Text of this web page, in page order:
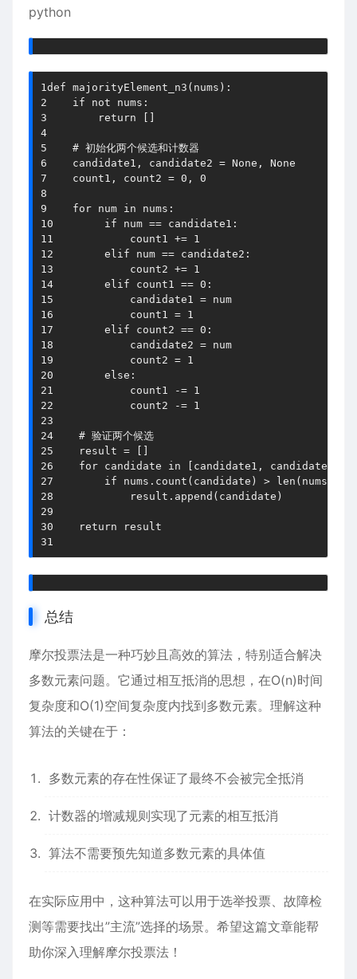
python
1def majorityElement_n3 ( nums ) :
2
if not nums :
3
return
4
5
# 初始化两个候选和计数器
6
    candidate1
, candidate2 = None ,
None
7
    count1
, count2 = 0 ,
0
8
9
for num in nums :
10
if num == candidate1 :
11
            count1
+= 1
12
elif num == candidate2 :
13
            count2
+= 1
14
elif count1 == 0 :
15
            candidate1
=
16
            count1
= 1
17
elif count2 == 0 :
18
            candidate2
=
19
            count2
= 1
20
else :
21
            count1
-= 1
22
            count2
-= 1
23
24
# 验证两个候选
25
    result
=
26
for candidate in candidate1 , candidate2
27
if nums . count ( candidate ) > len ( nums
28
            result
. append ( candidate )
29
30
return
31
总结
摩尔投票法是一种巧妙且高效的算法，特别适合解决
多数元素问题。它通过相互抵消的思想，在O(n)时间
复杂度和O(1)空间复杂度内找到多数元素。理解这种
算法的关键在于：
多数元素的存在性保证了最终不会被完全抵消
计数器的增减规则实现了元素的相互抵消
算法不需要预先知道多数元素的具体值
在实际应用中，这种算法可以用于选举投票、故障检
测等需要找出”主流”选择的场景。希望这篇文章能帮
助你深入理解摩尔投票法！